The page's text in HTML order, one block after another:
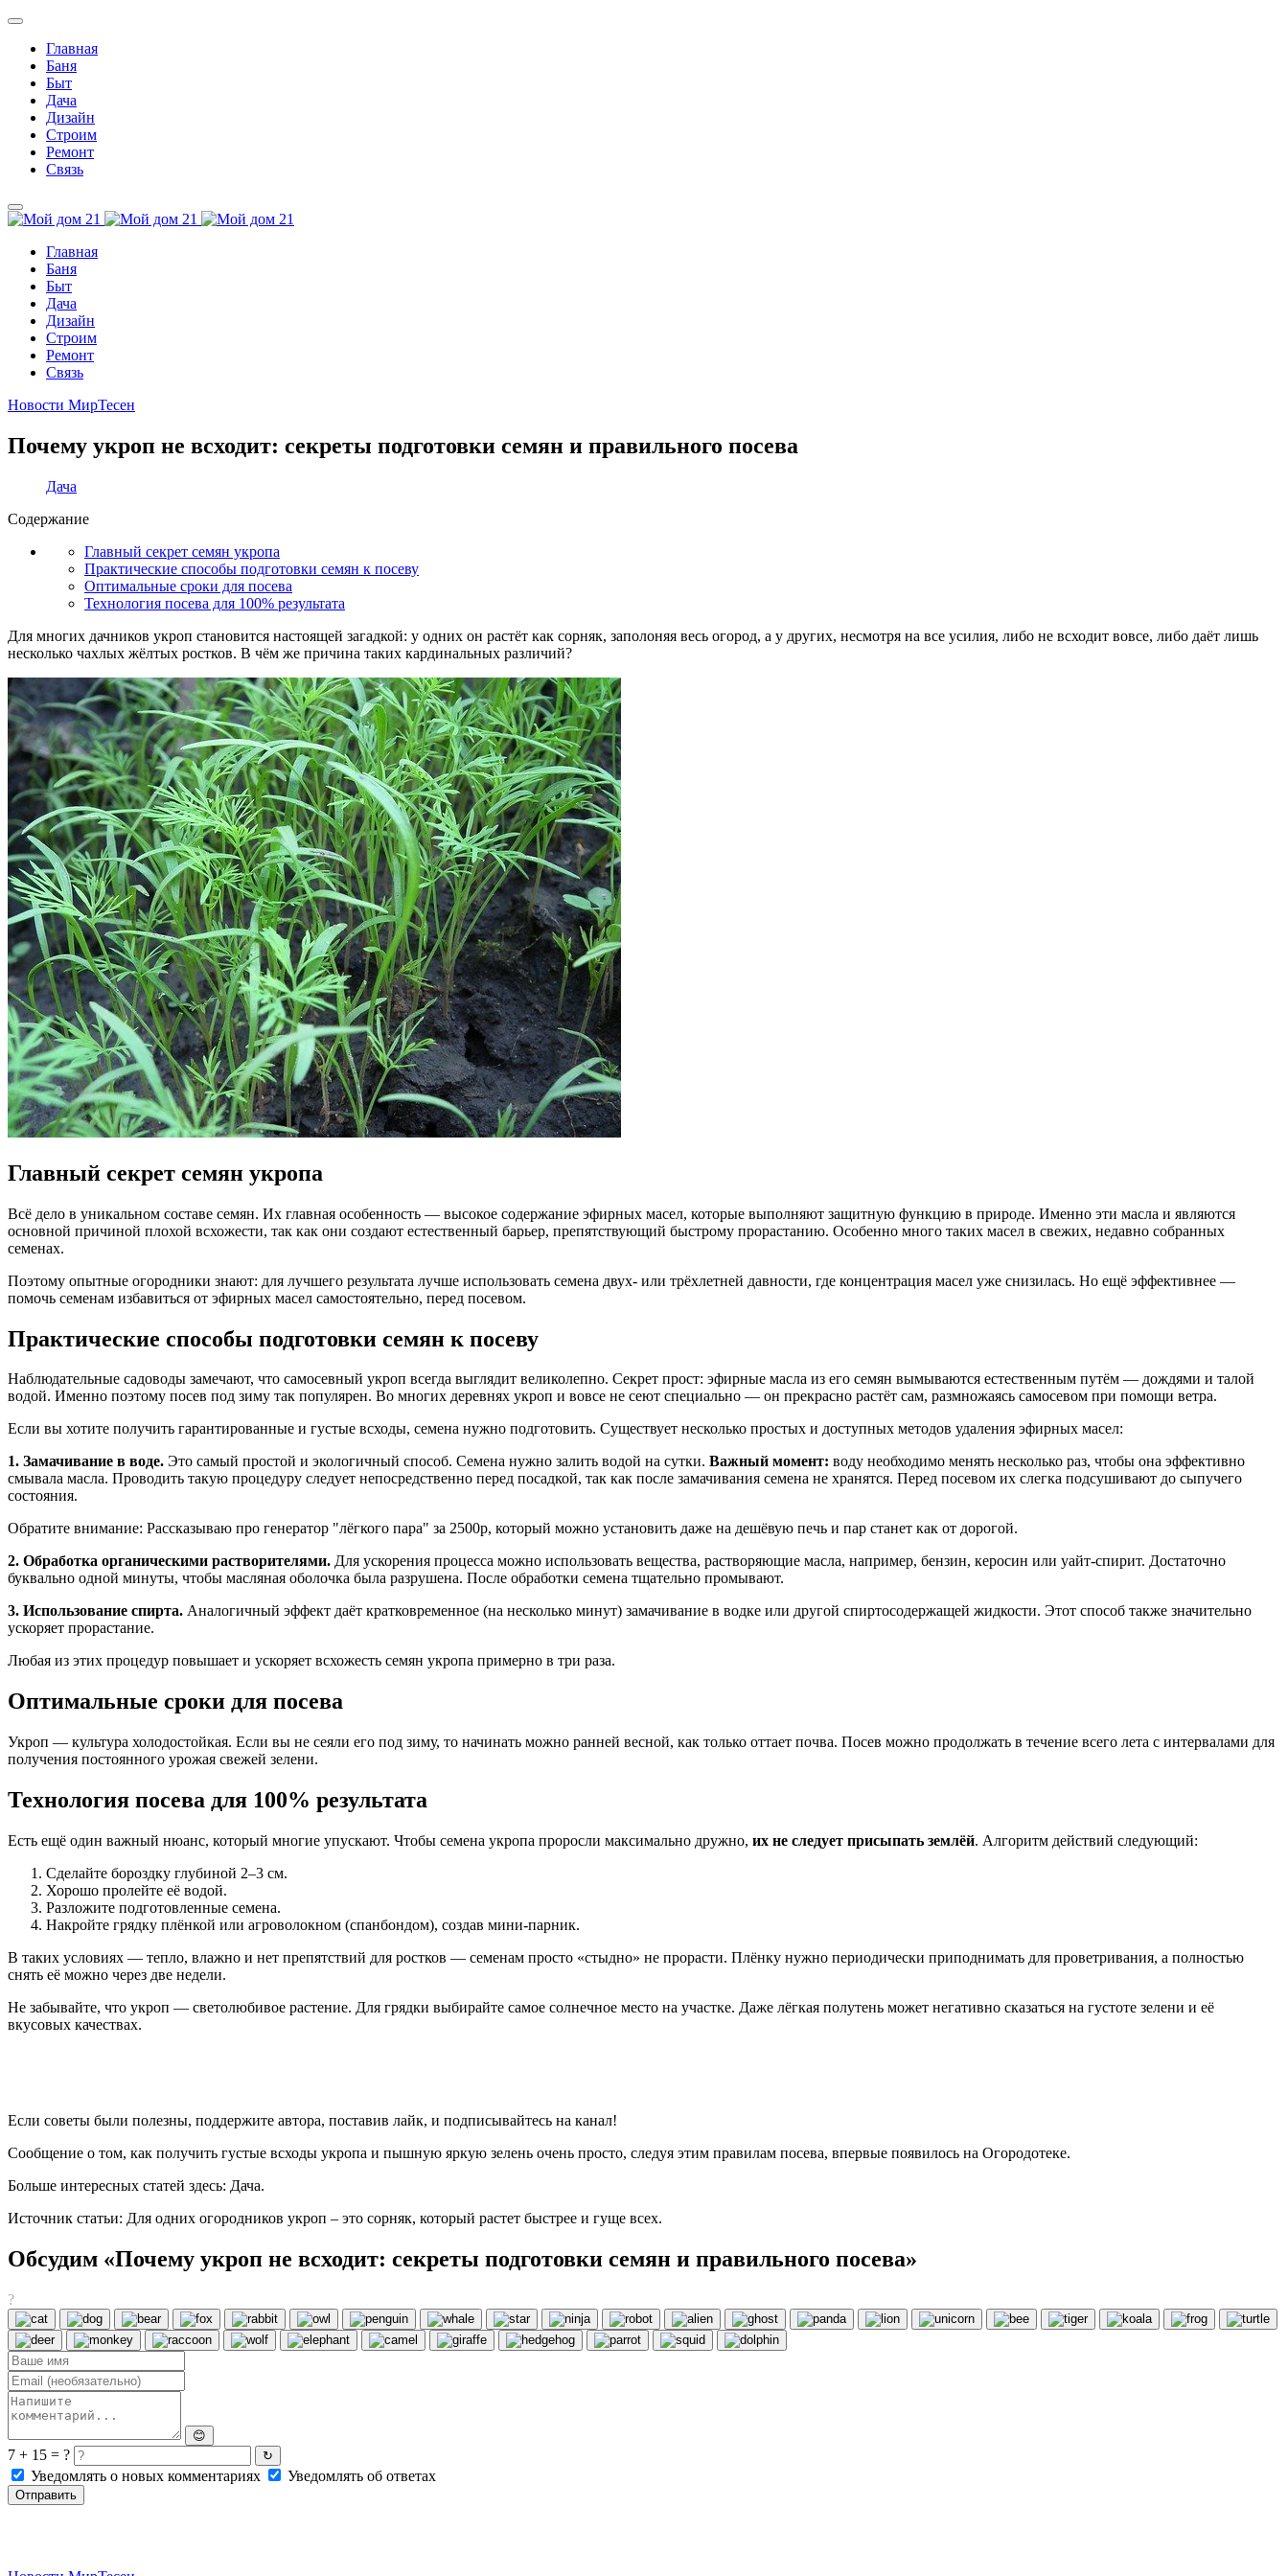
Главная
Баня
Быт
Дача
Дизайн
Строим
Ремонт
Связь
Главная
Баня
Быт
Дача
Дизайн
Строим
Ремонт
Связь
Новости МирТесен
Почему укроп не всходит: секреты подготовки семян и правильного посева
Дача
Содержание
Главный секрет семян укропа
Практические способы подготовки семян к посеву
Оптимальные сроки для посева
Технология посева для 100% результата
Для многих дачников укроп становится настоящей загадкой: у одних он растёт как сорняк, заполоняя весь огород, а у других, несмотря на все усилия, либо не всходит вовсе, либо даёт лишь
несколько чахлых жёлтых ростков. В чём же причина таких кардинальных различий?
Главный секрет семян укропа
Всё дело в уникальном составе семян. Их главная особенность — высокое содержание эфирных масел, которые выполняют защитную функцию в природе. Именно эти масла и являются
основной причиной плохой всхожести, так как они создают естественный барьер, препятствующий быстрому прорастанию. Особенно много таких масел в свежих, недавно собранных
семенах.
Поэтому опытные огородники знают: для лучшего результата лучше использовать семена двух- или трёхлетней давности, где концентрация масел уже снизилась. Но ещё эффективнее —
помочь семенам избавиться от эфирных масел самостоятельно, перед посевом.
Практические способы подготовки семян к посеву
Наблюдательные садоводы замечают, что самосевный укроп всегда выглядит великолепно. Секрет прост: эфирные масла из его семян вымываются естественным путём — дождями и талой
водой. Именно поэтому посев под зиму так популярен. Во многих деревнях укроп и вовсе не сеют специально — он прекрасно растёт сам, размножаясь самосевом при помощи ветра.
Если вы хотите получить гарантированные и густые всходы, семена нужно подготовить. Существует несколько простых и доступных методов удаления эфирных масел:
1. Замачивание в воде. Это самый простой и экологичный способ. Семена нужно залить водой на сутки. Важный момент: воду необходимо менять несколько раз, чтобы она эффективно
смывала масла. Проводить такую процедуру следует непосредственно перед посадкой, так как после замачивания семена не хранятся. Перед посевом их слегка подсушивают до сыпучего
состояния.
Обратите внимание: Рассказываю про генератор "лёгкого пара" за 2500р, который можно установить даже на дешёвую печь и пар станет как от дорогой.
2. Обработка органическими растворителями. Для ускорения процесса можно использовать вещества, растворяющие масла, например, бензин, керосин или уайт-спирит. Достаточно
буквально одной минуты, чтобы масляная оболочка была разрушена. После обработки семена тщательно промывают.
3. Использование спирта. Аналогичный эффект даёт кратковременное (на несколько минут) замачивание в водке или другой спиртосодержащей жидкости. Этот способ также значительно
ускоряет прорастание.
Любая из этих процедур повышает и ускоряет всхожесть семян укропа примерно в три раза.
Оптимальные сроки для посева
Укроп — культура холодостойкая. Если вы не сеяли его под зиму, то начинать можно ранней весной, как только оттает почва. Посев можно продолжать в течение всего лета с интервалами для
получения постоянного урожая свежей зелени.
Технология посева для 100% результата
Есть ещё один важный нюанс, который многие упускают. Чтобы семена укропа проросли максимально дружно, их не следует присыпать землёй. Алгоритм действий следующий:
Сделайте бороздку глубиной 2–3 см.
Хорошо пролейте её водой.
Разложите подготовленные семена.
Накройте грядку плёнкой или агроволокном (спанбондом), создав мини-парник.
В таких условиях — тепло, влажно и нет препятствий для ростков — семенам просто «стыдно» не прорасти. Плёнку нужно периодически приподнимать для проветривания, а полностью
снять её можно через две недели.
Не забывайте, что укроп — светолюбивое растение. Для грядки выбирайте самое солнечное место на участке. Даже лёгкая полутень может негативно сказаться на густоте зелени и её
вкусовых качествах.
Если советы были полезны, поддержите автора, поставив лайк, и подписывайтесь на канал!
Сообщение о том, как получить густые всходы укропа и пышную яркую зелень очень просто, следуя этим правилам посева, впервые появилось на Огородотеке.
Больше интересных статей здесь: Дача.
Источник статьи: Для одних огородников укроп – это сорняк, который растет быстрее и гуще всех.
Обсудим «Почему укроп не всходит: секреты подготовки семян и правильного посева»
?
😊
7 + 15 = ? ↻
Уведомлять о новых комментариях Уведомлять об ответах
Отправить